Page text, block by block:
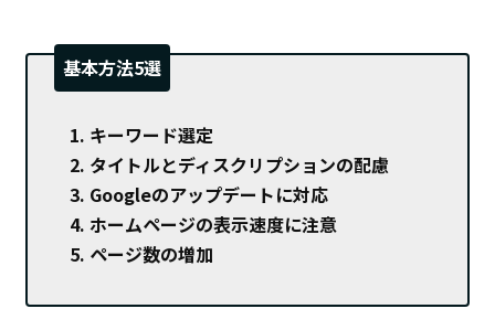
基本方法5選
キーワード選定
タイトルとディスクリプションの配慮
Googleのアップデートに対応
ホームページの表示速度に注意
ページ数の増加